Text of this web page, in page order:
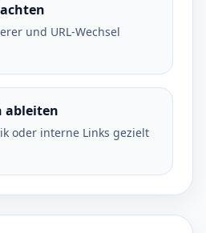
und URL-Wechsel
ableiten
oder interne Links gezielt